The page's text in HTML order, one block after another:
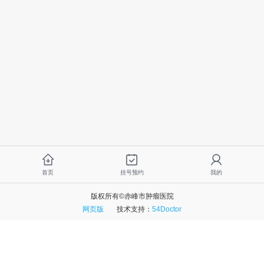
首页 挂号预约 我的
版权所有©赤峰市肿瘤医院
网页版
技术支持： 54Doctor